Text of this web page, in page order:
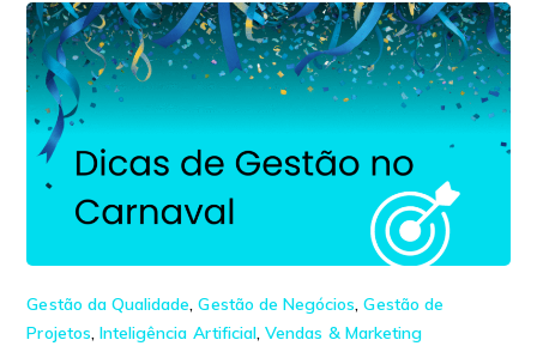
Gestão da Qualidade,Gestão de Negócios,Gestão de
Projetos, Inteligência Artificial,Vendas & Marketing